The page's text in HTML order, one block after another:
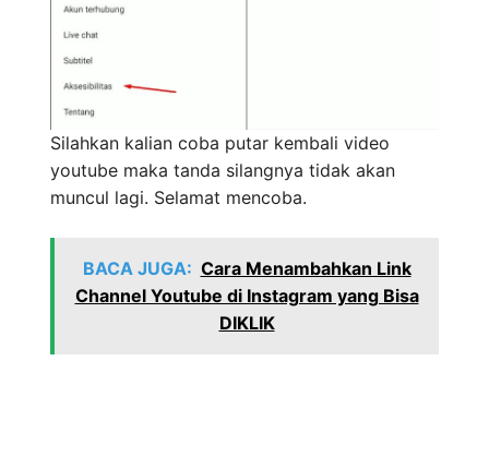
Silahkan kalian coba putar kembali video
youtube maka tanda silangnya tidak akan
muncul lagi. Selamat mencoba.
BACA JUGA: Cara Menambahkan Link
Channel Youtube di Instagram yang Bisa
DIKLIK